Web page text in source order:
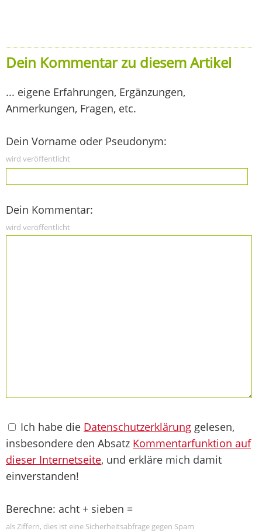
Dein Kommentar zu diesem Artikel
... eigene Erfahrungen, Ergänzungen,
Anmerkungen, Fragen, etc.
Dein Vorname oder Pseudonym:
wird veröffentlicht
Dein Kommentar:
wird veröffentlicht
Ich habe die Datenschutzerklärung gelesen,
insbesondere den Absatz Kommentarfunktion auf
dieser Internetseite, und erkläre mich damit
einverstanden!
Berechne: acht + sieben =
als Ziffern, dies ist eine Sicherheitsabfrage gegen Spam